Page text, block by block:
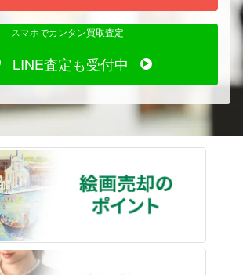
スマホでカンタン買取査定
LINE査定も受付中